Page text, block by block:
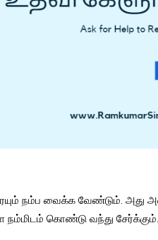
நம்ப வைக்க வேண்டும் அது
நம்மிடம் கொண்டு வந்து சேர்க்கும்